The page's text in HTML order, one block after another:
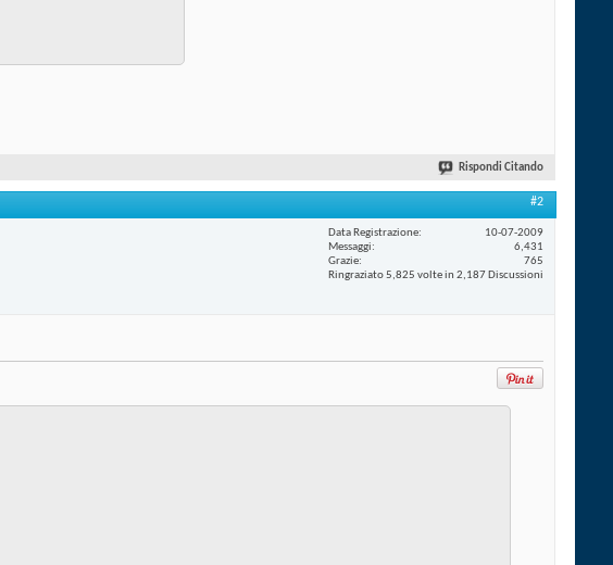
Rispondi Citando
#2
Data Registrazione
10-07-2009
Messaggi
6,431
Grazie
765
Ringraziato 5,825 volte in 2,187 Discussioni